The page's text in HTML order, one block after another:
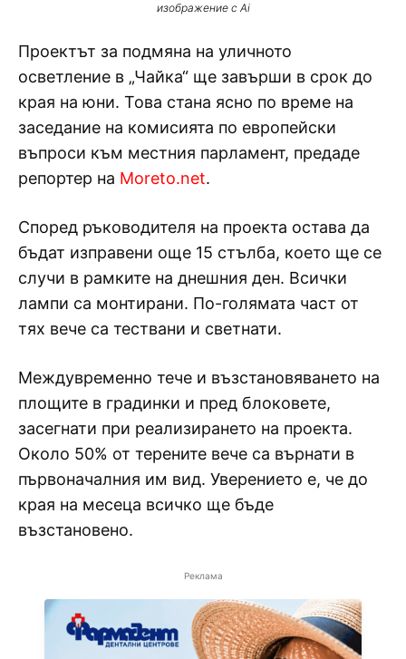
изображение с Ai
Проектът за подмяна на уличното
осветление в „Чайка“ ще завърши в срок до
края на юни. Това стана ясно по време на
заседание на комисията по европейски
въпроси към местния парламент, предаде
репортер на Moreto.net.
Според ръководителя на проекта остава да
бъдат изправени още 15 стълба, което ще се
случи в рамките на днешния ден. Всички
лампи са монтирани. По-голямата част от
тях вече са тествани и светнати.
Междувременно тече и възстановяването на
площите в градинки и пред блоковете,
засегнати при реализирането на проекта.
Около 50% от терените вече са върнати в
първоначалния им вид. Уверението е, че до
края на месеца всичко ще бъде
възстановено.
Реклама